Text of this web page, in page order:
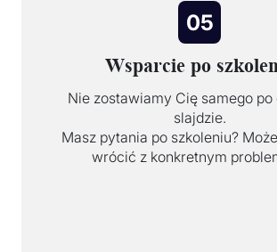
05
Wsparcie po
Nie zostawiamy Cię samego po
slajdzie.
Masz pytania po szkoleniu?
wrócić z konkretnym